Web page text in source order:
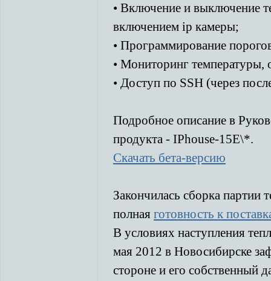
• Включение и выключение
включением ip камеры;
• Программирование
• Мониторинг
• Доступ по SSH (через
Подробное описание в
продукта - IPhouse-15E\*.
Скачать бета-версию
Закончилась сборка
полная готовность к
В условиях наступления
мая 2012 в Новосибирске
стороне и его собственный